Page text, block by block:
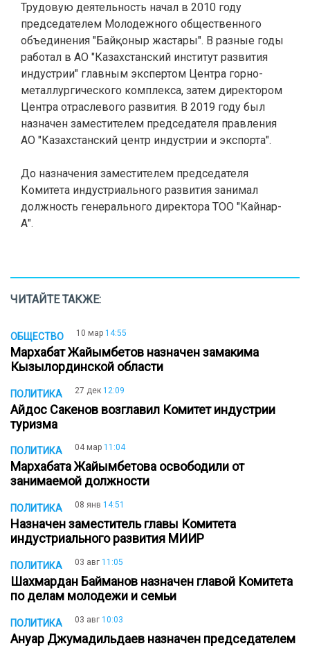
Трудовую деятельность начал в 2010 году
председателем Молодежного общественного
объединения "Байқоныр жастары". В разные годы
работал в АО "Казахстанский институт развития
индустрии" главным экспертом Центра горно-
металлургического комплекса, затем директором
Центра отраслевого развития. В 2019 году был
назначен заместителем председателя правления
АО "Казахстанский центр индустрии и экспорта".
До назначения заместителем председателя
Комитета индустриального развития занимал
должность генерального директора ТОО "Кайнар-
А".
ЧИТАЙТЕ ТАКЖЕ:
ОБЩЕСТВО 10 мар 14:55
Мархабат Жайымбетов назначен замакима
Кызылординской области
ПОЛИТИКА 27 дек 12:09
Айдос Сакенов возглавил Комитет индустрии
туризма
ПОЛИТИКА 04 мар 11:04
Мархабата Жайымбетова освободили от
занимаемой должности
ПОЛИТИКА 08 янв 14:51
Назначен заместитель главы Комитета
индустриального развития МИИР
ПОЛИТИКА 03 авг 11:05
Шахмардан Байманов назначен главой Комитета
по делам молодежи и семьи
ПОЛИТИКА 03 авг 10:03
Ануар Джумадильдаев назначен председателем